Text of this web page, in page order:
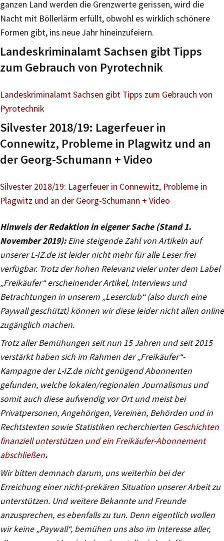
ganzen Land werden die Grenzwerte gerissen, wird die
Nacht mit Böllerlärm erfüllt, obwohl es wirklich schönere
Formen gibt, ins neue Jahr hineinzufeiern.
Landeskriminalamt Sachsen gibt Tipps
zum Gebrauch von Pyrotechnik
Landeskriminalamt Sachsen gibt Tipps zum Gebrauch von
Pyrotechnik
Silvester 2018/19: Lagerfeuer in
Connewitz, Probleme in Plagwitz und an
der Georg-Schumann + Video
Silvester 2018/19: Lagerfeuer in Connewitz, Probleme in
Plagwitz und an der Georg-Schumann + Video
Hinweis der Redaktion in eigener Sache (Stand 1.
November 2019):Eine steigende Zahl von Artikeln auf
unserer L-IZ.de ist leider nicht mehr für alle Leser frei
verfügbar. Trotz der hohen Relevanz vieler unter dem Label
„Freikäufer“ erscheinender Artikel, Interviews und
Betrachtungen in unserem „Leserclub“ (also durch eine
Paywall geschützt) können wir diese leider nicht allen online
zugänglich machen.
Trotz aller Bemühungen seit nun 15 Jahren und seit 2015
verstärkt haben sich im Rahmen der „Freikäufer“-
Kampagne der L-IZ.de nicht genügend Abonnenten
gefunden, welche lokalen/regionalen Journalismus und
somit auch diese aufwendig vor Ort und meist bei
Privatpersonen, Angehörigen, Vereinen, Behörden und in
Rechtstexten sowie Statistiken recherchierten Geschichten
finanziell unterstützen und ein Freikäufer-Abonnement
abschließen.
Wir bitten demnach darum, uns weiterhin bei der
Erreichung einer nicht-prekären Situation unserer Arbeit zu
unterstützen. Und weitere Bekannte und Freunde
anzusprechen, es ebenfalls zu tun. Denn eigentlich wollen
wir keine „Paywall“, bemühen uns also im Interesse aller,